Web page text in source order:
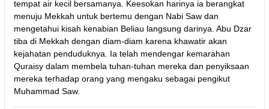
tempat air kecil bersamanya. Keesokan harinya ia berangkat
menuju Mekkah untuk bertemu dengan Nabi Saw dan
mengetahui kisah kenabian Beliau langsung darinya. Abu Dzar
tiba di Mekkah dengan diam-diam karena khawatir akan
kejahatan penduduknya. Ia telah mendengar kemarahan
Quraisy dalam membela tuhan-tuhan mereka dan penyiksaan
mereka terhadap orang yang mengaku sebagai pengikut
Muhammad Saw.